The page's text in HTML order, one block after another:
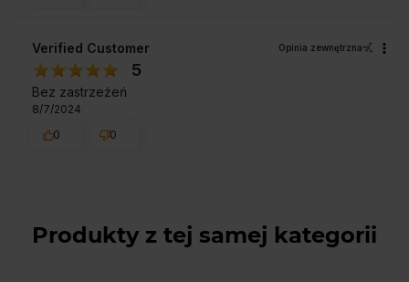
Verified Customer Opinia zewnętrzna
5
Bez zastrzeżeń
8/7/2024
0
0
Produkty z tej samej kategorii